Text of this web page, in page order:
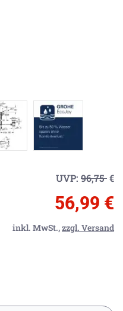
UVP: 96,75€
56,99 €
inkl. MwSt.,zzgl. Versand